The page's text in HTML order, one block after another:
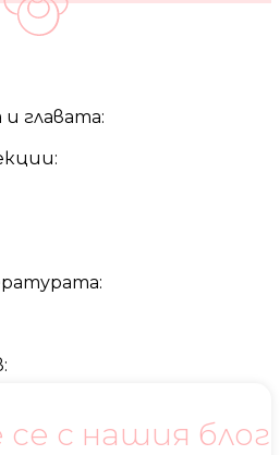
главата:
с нашия блог